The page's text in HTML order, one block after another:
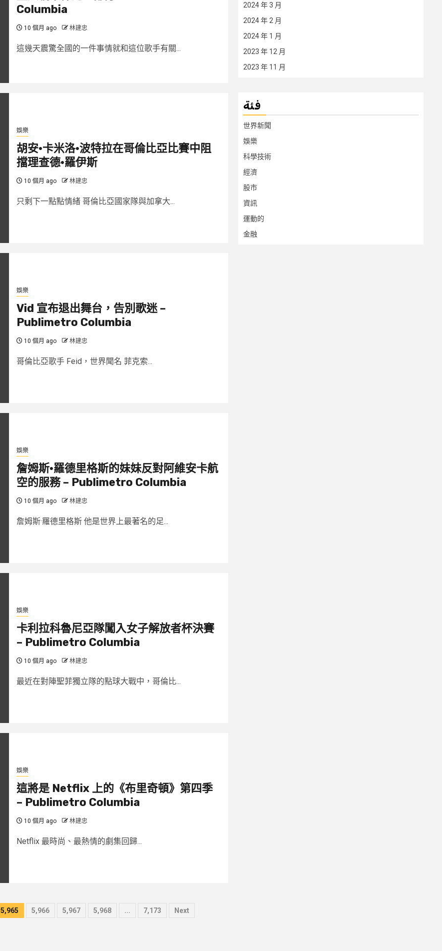
Columbia
10 個月 ago 林建忠
這幾天震驚全國的一件事情就和這位歌手有關...
娛樂
胡安·卡米洛·波特拉在哥倫比亞比賽中阻
擋理查德·羅伊斯
10 個月 ago 林建忠
只剩下一點點情緒 哥倫比亞國家隊與加拿大...
娛樂
Vid 宣布退出舞台，告別歌迷 –
Publimetro Columbia
10 個月 ago 林建忠
哥倫比亞歌手 Feid，世界聞名 菲克索...
娛樂
詹姆斯·羅德里格斯的妹妹反對阿維安卡航
空的服務 – Publimetro Columbia
10 個月 ago 林建忠
詹姆斯·羅德里格斯 他是世界上最著名的足...
娛樂
卡利拉科魯尼亞隊闖入女子解放者杯決賽
– Publimetro Columbia
10 個月 ago 林建忠
最近在對陣聖菲獨立隊的點球大戰中，哥倫比...
娛樂
這將是 Netflix 上的《布里奇頓》第四季
– Publimetro Columbia
10 個月 ago 林建忠
Netflix 最時尚、最熱情的劇集回歸...
5,965 5,966 5,967 5,968 ... 7,173 Next
2024 年 3 月
2024 年 2 月
2024 年 1 月
2023 年 12 月
2023 年 11 月
فئة
世界新聞
娛樂
科學技術
經濟
股市
資訊
運動的
金融